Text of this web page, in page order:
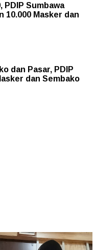
PDIP Sumbawa
10.000 Masker dan
dan Pasar, PDIP
dan Sembako